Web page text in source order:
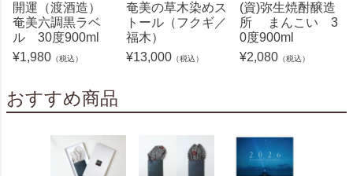
開運（渡酒造）
奄美六調黒ラベ
ル 30度900ml
¥1,980 （税込）
奄美の草木染めス
トール（フクギ／
福木）
¥13,000 （税込）
(資)弥生焼酎醸造
所 まんこい 3
0度900ml
¥2,080 （税込）
おすすめ商品